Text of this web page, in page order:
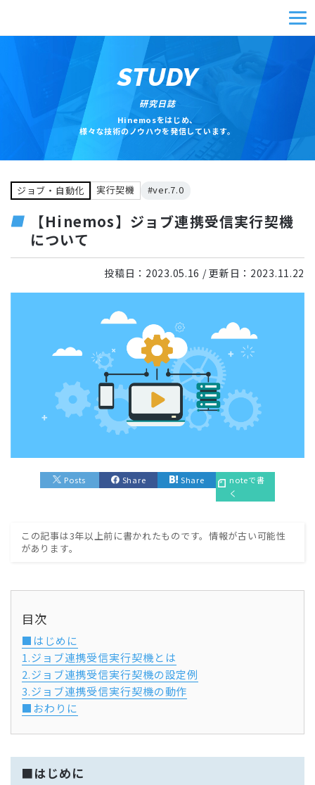
STUDY
研究日誌
Hinemosをはじめ、
様々な技術のノウハウを発信しています。
ジョブ・自動化 実行契機 #ver.7.0
【Hinemos】ジョブ連携受信実行契機
について
投稿日： 2023.05.16 / 更新日： 2023.11.22
Posts Share Share
noteで書
く
この記事は3年以上前に書かれたものです。情報が古い可能性
があります。
目次
■はじめに
1.ジョブ連携受信実行契機とは
2.ジョブ連携受信実行契機の設定例
3.ジョブ連携受信実行契機の動作
■おわりに
■はじめに